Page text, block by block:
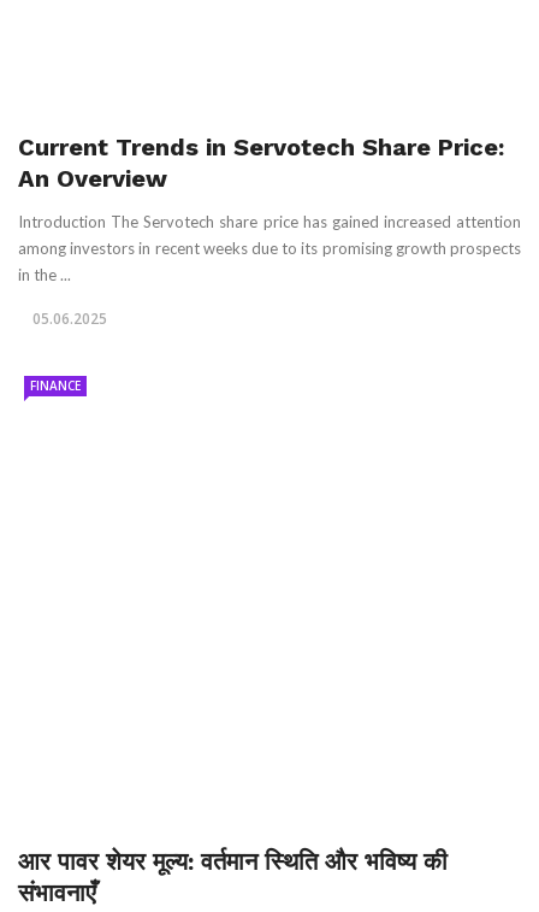
Current Trends in Servotech Share Price:
An Overview
Introduction The Servotech share price has gained increased attention
among investors in recent weeks due to its promising growth prospects
in the ...
05.06.2025
FINANCE
आर पावर शेयर मूल्य: वर्तमान स्थिति और भविष्य की
संभावनाएँ